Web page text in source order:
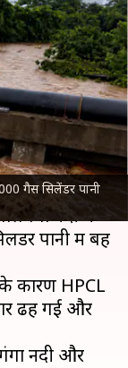
गैस सिलेंडर पानी
गंगा नदी
पानी
एक हैरान करने
नदी में
पानी में बह
कारण HPCL
ढह गई और
नदी और